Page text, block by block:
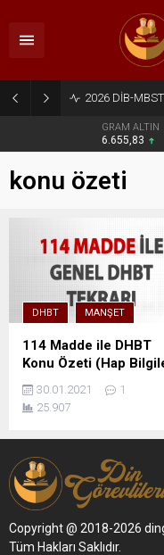
2026 DİB-
GRAM ALTIN
6.655,83
konu özeti
DHBT MANŞET
114 Madde ile DHBT
Konu Özeti (Hap
30.01.2021
1
25.907
Copyright @ 2018-2026
Tüm Hakları Saklıdır.